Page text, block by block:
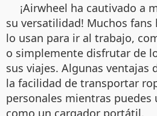
¡Airwheel ha cautivado a
su versatilidad! Muchos
lo usan para ir al trabajo,
o simplemente disfrutar de
sus viajes. Algunas ventajas
la facilidad de transportar
personales mientras puedes
como un cargador portátil.